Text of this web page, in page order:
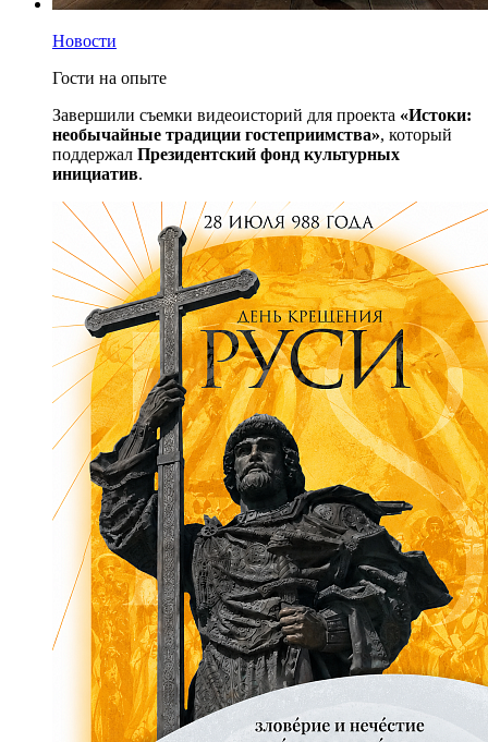
Новости
Гости на опыте
Завершили съемки видеоисторий для проекта «Истоки:
необычайные традиции гостеприимства», который
поддержал Президентский фонд культурных
инициатив.